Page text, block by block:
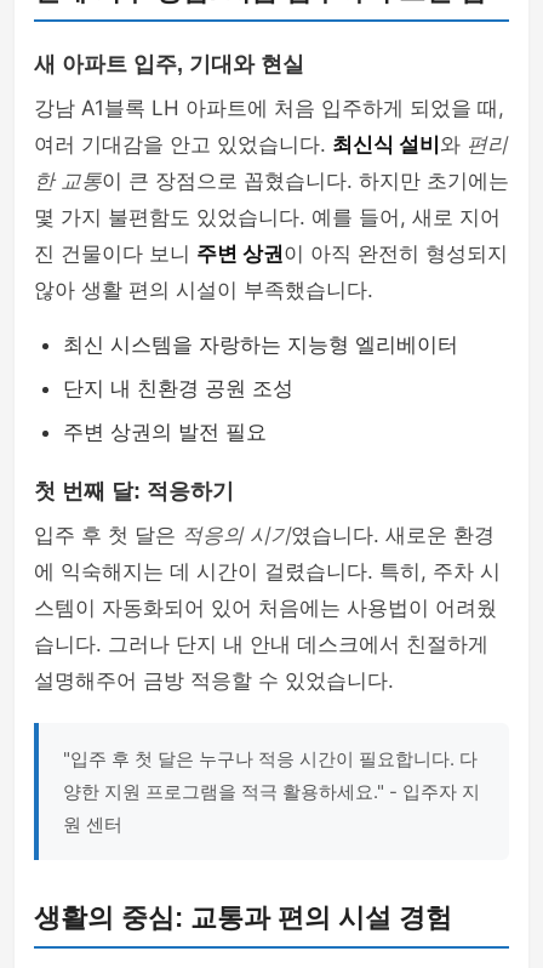
새 아파트 입주, 기대와 현실
강남 A1블록 LH 아파트에 처음 입주하게 되었을 때,
여러 기대감을 안고 있었습니다. 최신식 설비 와 편리
한 교통이 큰 장점으로 꼽혔습니다. 하지만 초기에는
몇 가지 불편함도 있었습니다. 예를 들어, 새로 지어
진 건물이다 보니 주변 상권이 아직 완전히 형성되지
않아 생활 편의 시설이 부족했습니다.
최신 시스템을 자랑하는 지능형 엘리베이터
단지 내 친환경 공원 조성
주변 상권의 발전 필요
첫 번째 달: 적응하기
입주 후 첫 달은 적응의 시기였습니다. 새로운 환경
에 익숙해지는 데 시간이 걸렸습니다. 특히, 주차 시
스템이 자동화되어 있어 처음에는 사용법이 어려웠
습니다. 그러나 단지 내 안내 데스크에서 친절하게
설명해주어 금방 적응할 수 있었습니다.
"입주 후 첫 달은 누구나 적응 시간이 필요합니다. 다
양한 지원 프로그램을 적극 활용하세요." - 입주자 지
원 센터
생활의 중심: 교통과 편의 시설 경험